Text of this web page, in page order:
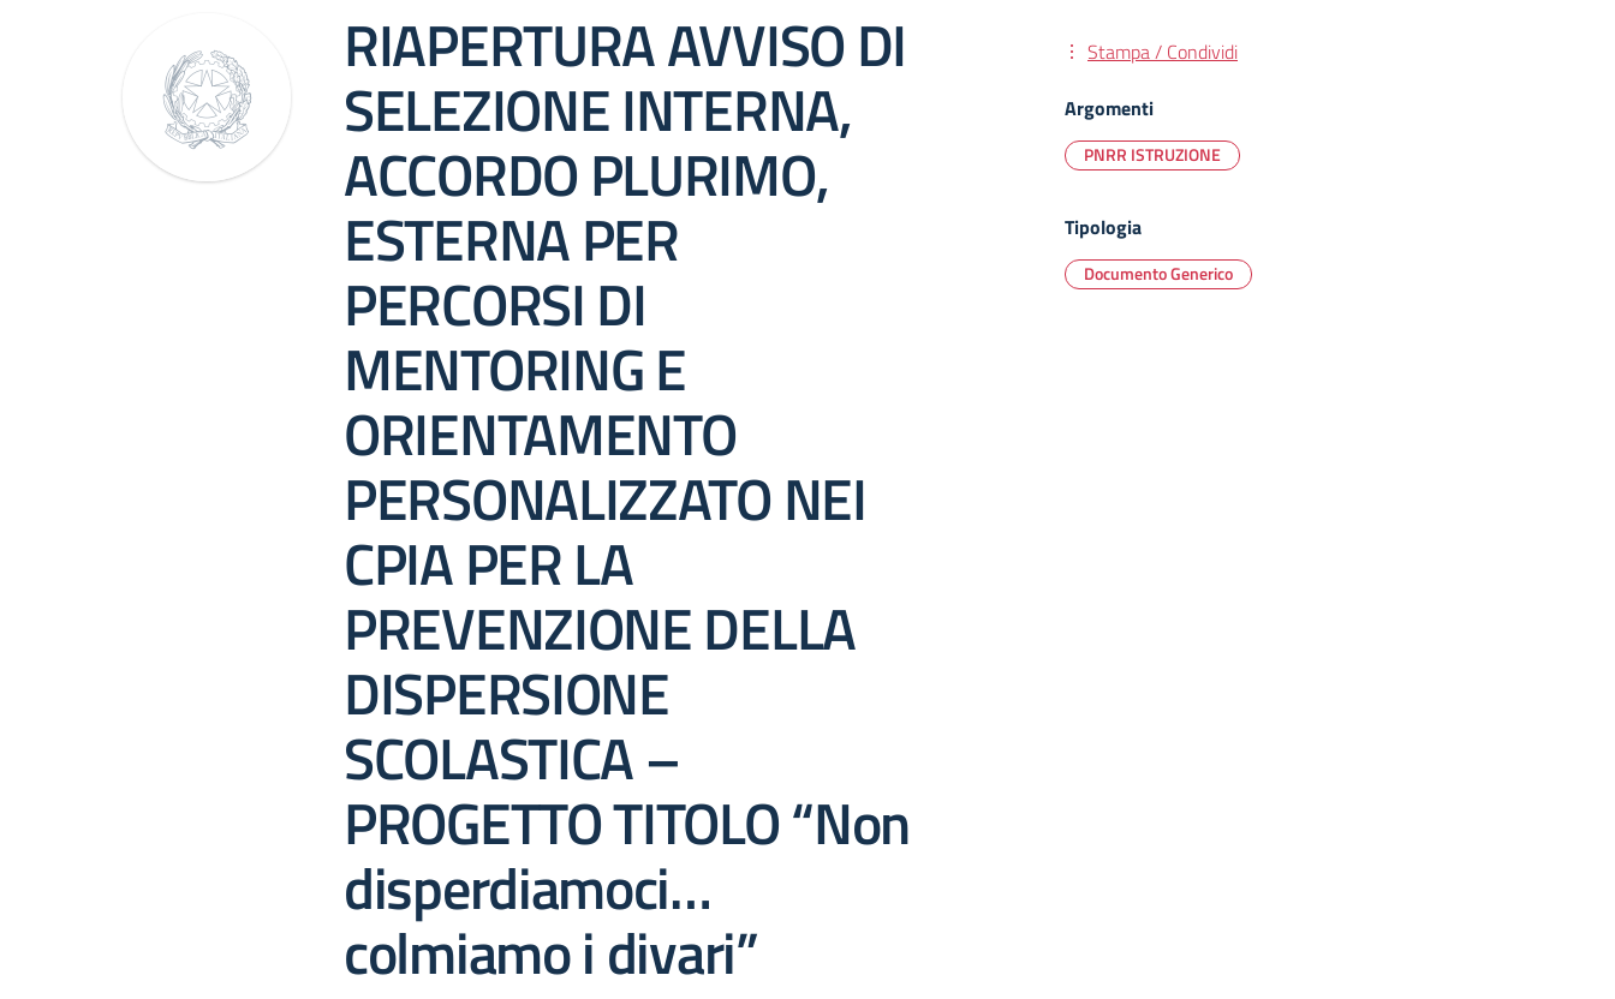
RIAPERTURA AVVISO DI
SELEZIONE INTERNA,
ACCORDO PLURIMO,
ESTERNA PER
PERCORSI DI
MENTORING E
ORIENTAMENTO
PERSONALIZZATO NEI
CPIA PER LA
PREVENZIONE DELLA
DISPERSIONE
SCOLASTICA –
PROGETTO TITOLO “Non
disperdiamoci…
colmiamo i divari”
Stampa / Condividi
Argomenti
PNRR ISTRUZIONE
Tipologia
Documento Generico